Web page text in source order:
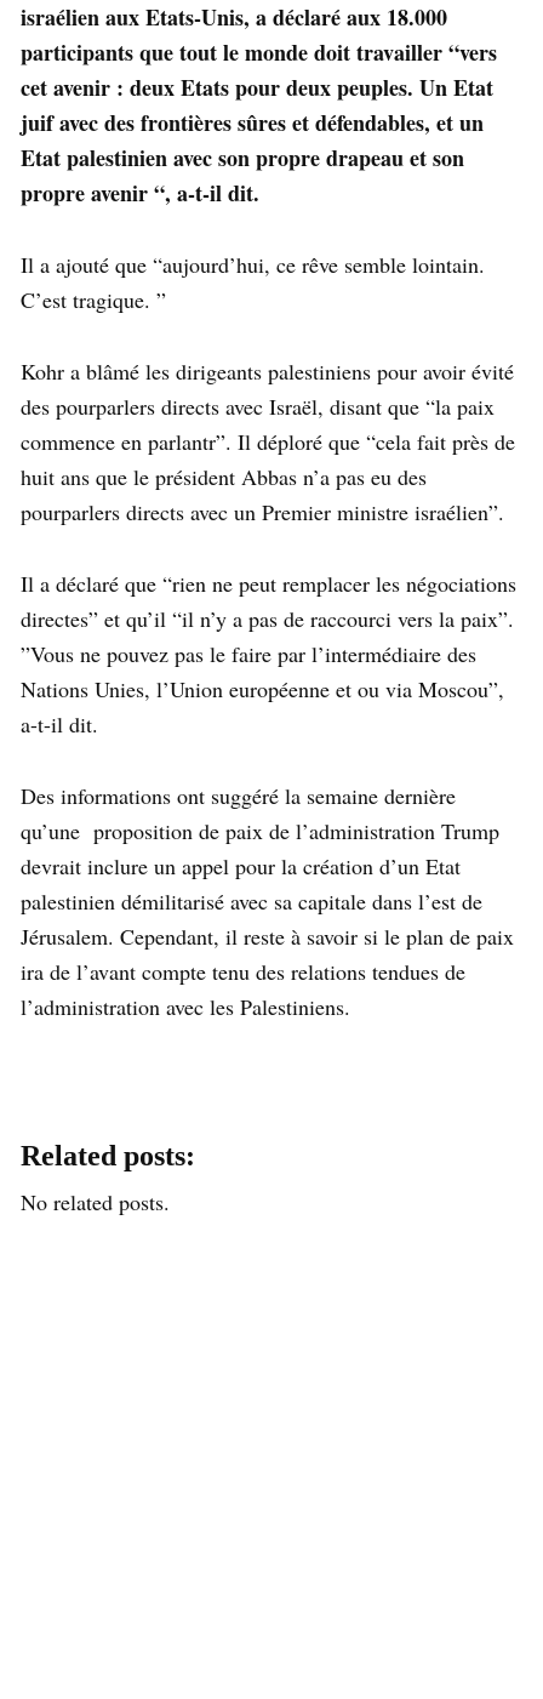
israélien aux Etats-Unis, a déclaré aux 18.000
participants que tout le monde doit travailler “vers
cet avenir : deux Etats pour deux peuples. Un Etat
juif avec des frontières sûres et défendables, et un
Etat palestinien avec son propre drapeau et son
propre avenir “, a-t-il dit.
Il a ajouté que “aujourd’hui, ce rêve semble lointain.
C’est tragique. ”
Kohr a blâmé les dirigeants palestiniens pour avoir évité
des pourparlers directs avec Israël, disant que “la paix
commence en parlantr”. Il déploré que “cela fait près de
huit ans que le président Abbas n’a pas eu des
pourparlers directs avec un Premier ministre israélien”.
Il a déclaré que “rien ne peut remplacer les négociations
directes” et qu’il “il n’y a pas de raccourci vers la paix”.
”Vous ne pouvez pas le faire par l’intermédiaire des
Nations Unies, l’Union européenne et ou via Moscou”,
a-t-il dit.
Des informations ont suggéré la semaine dernière
qu’une proposition de paix de l’administration Trump
devrait inclure un appel pour la création d’un Etat
palestinien démilitarisé avec sa capitale dans l’est de
Jérusalem. Cependant, il reste à savoir si le plan de paix
ira de l’avant compte tenu des relations tendues de
l’administration avec les Palestiniens.
Related posts:
No related posts.